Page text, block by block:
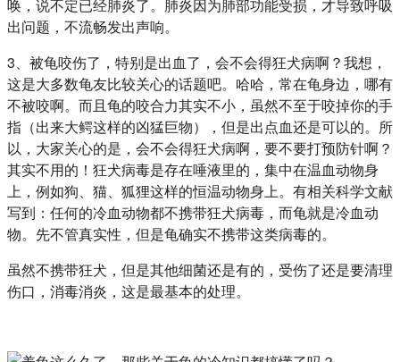
唤，说不定已经肺炎了。肺炎因为肺部功能受损，才导致呼吸
出问题，不流畅发出声响。
3、被龟咬伤了，特别是出血了，会不会得狂犬病啊？我想，
这是大多数龟友比较关心的话题吧。哈哈，常在龟身边，哪有
不被咬啊。而且龟的咬合力其实不小，虽然不至于咬掉你的手
指（出来大鳄这样的凶猛巨物），但是出点血还是可以的。所
以，大家关心的是，会不会得狂犬病啊，要不要打预防针啊？
其实不用的！狂犬病毒是存在唾液里的，集中在温血动物身
上，例如狗、猫、狐狸这样的恒温动物身上。有相关科学文献
写到：任何的冷血动物都不携带狂犬病毒，而龟就是冷血动
物。先不管真实性，但是龟确实不携带这类病毒的。
虽然不携带狂犬，但是其他细菌还是有的，受伤了还是要清理
伤口，消毒消炎，这是最基本的处理。